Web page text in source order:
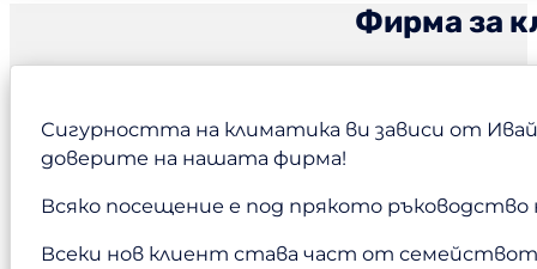
Фирма за
Сигурността на климатика ви зависи от
доверите на нашата фирма!
Всяко посещение е под прякото
Всеки нов клиент става част от